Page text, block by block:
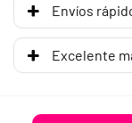
Envíos
Excelente